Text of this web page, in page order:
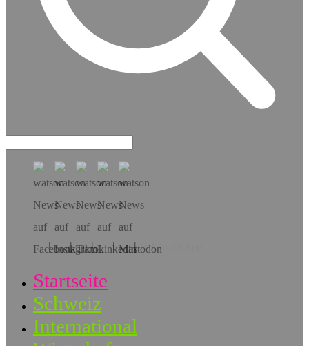
Hol dir die App!
Startseite
Schweiz
International